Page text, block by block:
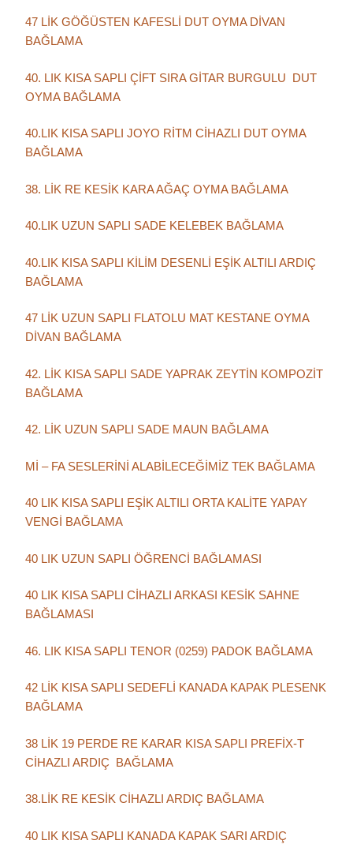
47 LİK GÖĞÜSTEN KAFESLİ DUT OYMA DİVAN
BAĞLAMA
40. LIK KISA SAPLI ÇİFT SIRA GİTAR BURGULU DUT
OYMA BAĞLAMA
40.LIK KISA SAPLI JOYO RİTM CİHAZLI DUT OYMA
BAĞLAMA
38. LİK RE KESİK KARA AĞAÇ OYMA BAĞLAMA
40.LIK UZUN SAPLI SADE KELEBEK BAĞLAMA
40.LIK KISA SAPLI KİLİM DESENLİ EŞİK ALTILI ARDIÇ
BAĞLAMA
47 LİK UZUN SAPLI FLATOLU MAT KESTANE OYMA
DİVAN BAĞLAMA
42. LİK KISA SAPLI SADE YAPRAK ZEYTİN KOMPOZİT
BAĞLAMA
42. LİK UZUN SAPLI SADE MAUN BAĞLAMA
Mİ – FA SESLERİNİ ALABİLECEĞİMİZ TEK BAĞLAMA
40 LIK KISA SAPLI EŞİK ALTILI ORTA KALİTE YAPAY
VENGİ BAĞLAMA
40 LIK UZUN SAPLI ÖĞRENCİ BAĞLAMASI
40 LIK KISA SAPLI CİHAZLI ARKASI KESİK SAHNE
BAĞLAMASI
46. LIK KISA SAPLI TENOR (0259) PADOK BAĞLAMA
42 LİK KISA SAPLI SEDEFLİ KANADA KAPAK PLESENK
BAĞLAMA
38 LİK 19 PERDE RE KARAR KISA SAPLI PREFİX-T
CİHAZLI ARDIÇ BAĞLAMA
38.LİK RE KESİK CİHAZLI ARDIÇ BAĞLAMA
40 LIK KISA SAPLI KANADA KAPAK SARI ARDIÇ